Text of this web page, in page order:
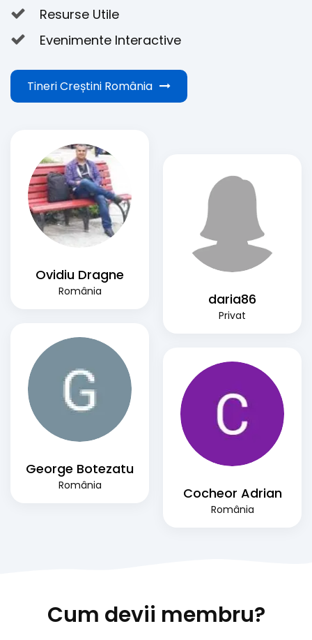
Resurse Utile
Evenimente Interactive
Tineri Creștini România
Ovidiu Dragne
România daria86
Privat
George Botezatu
România Cocheor Adrian
România
Cum devii membru?